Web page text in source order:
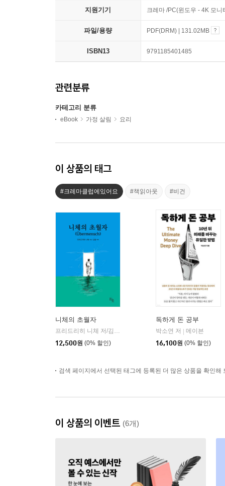
지원기기 크레마 /PC(윈도우 - 4K 모
파일/용량 PDF(DRM) | 131.02MB
ISBN13 9791185401485
관련분류
카테고리 분류
eBook 가정 살림 요리
이 상품의 태그
#크레마클럽에있어요 #책읽아웃 #비건
니체의 초월자
프리드리히 니체 저/김철 편역
12,500원 (0% 할인)
독하게 돈 공부
박소연 저
메이븐
16,100원 (0% 할인)
검색 페이지에서 선택된 태그에 등록된 더 많은 상품을 확인해
이 상품의 이벤트 (6개)